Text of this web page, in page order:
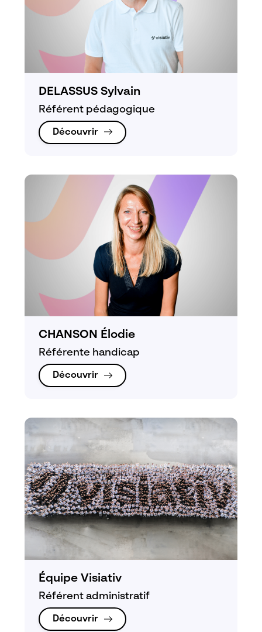
DELASSUS Sylvain
Référent pédagogique
Découvrir
CHANSON Élodie
Référente handicap
Découvrir
Équipe Visiativ
Référent administratif
Découvrir